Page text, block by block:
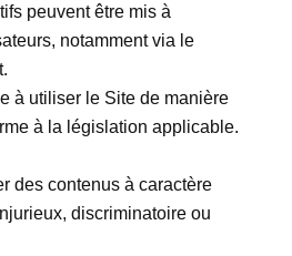
peuvent être mis à
notamment via le
à utiliser le Site de manière
à la législation applicable.
des contenus à caractère
discriminatoire ou